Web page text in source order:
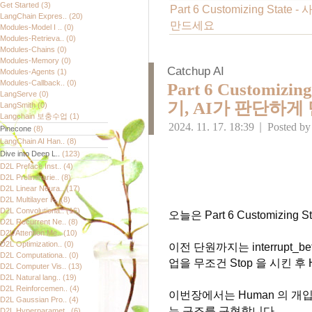
Get Started (3)
LangChain Expres.. (20)
Modules-Model I .. (0)
Modules-Retrieva.. (0)
Modules-Chains (0)
Modules-Memory (0)
Modules-Agents (1)
Modules-Callback.. (0)
LangServe (0)
LangSmith(0)
Langchain 보충수업 (1)
Pinecone (8)
LangChain AI Han.. (8)
Dive into Deep L.. (123)
D2L Preface Inst.. (4)
D2L Preliminarie.. (8)
D2L Linear Neura..(17)
D2L Multilayer P..(8)
D2L Convolutiona..(16)
D2L Recurrent Ne.. (8)
D2L Attention Me..(10)
D2L Optimization.. (0)
D2L Computationa.. (0)
D2L Computer Vis.. (13)
D2L Natural lang.. (19)
D2L Reinforcemen.. (4)
D2L Gaussian Pro.. (4)
Part 6 Customizing State -
만드세요
Catchup AI
Part 6
기, AI가 판단하게
2024. 11. 17. 18:39 Posted
오늘은 Part 6 Customizing
이전 단원까지는
업을 무조건 Stop 을 시킨 후
이번장에서는 Human 의 개